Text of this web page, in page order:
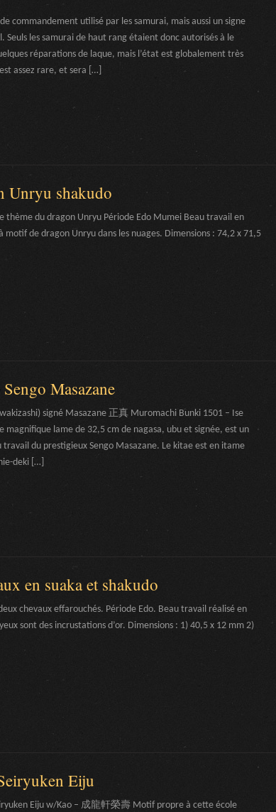
commandement utilisé par les samurai, mais aussi un signe
Seuls les samurai de haut rang étaient donc autorisés à le
réparations de laque, mais l’état est globalement très
assez rare, et sera […]
Unryu shakudo
thème du dragon Unryu Période Edo Mumei Beau travail en
motif de dragon Unryu dans les nuages. Dimensions : 74,2 x 71,5
Masazane
signé Masazane 正真 Muromachi Bunki 1501 – Ise
magnifique lame de 32,5 cm de nagasa, ubu et signée, est un
du prestigieux Sengo Masazane. Le kitae est en itame
deki […]
en suaka et shakudo
chevaux effarouchés. Période Edo. Beau travail réalisé en
sont des incrustations d’or. Dimensions : 1) 40,5 x 12 mm 2)
Eiju
Eiju w/Kao – 成龍軒榮壽 Motif propre à cette école